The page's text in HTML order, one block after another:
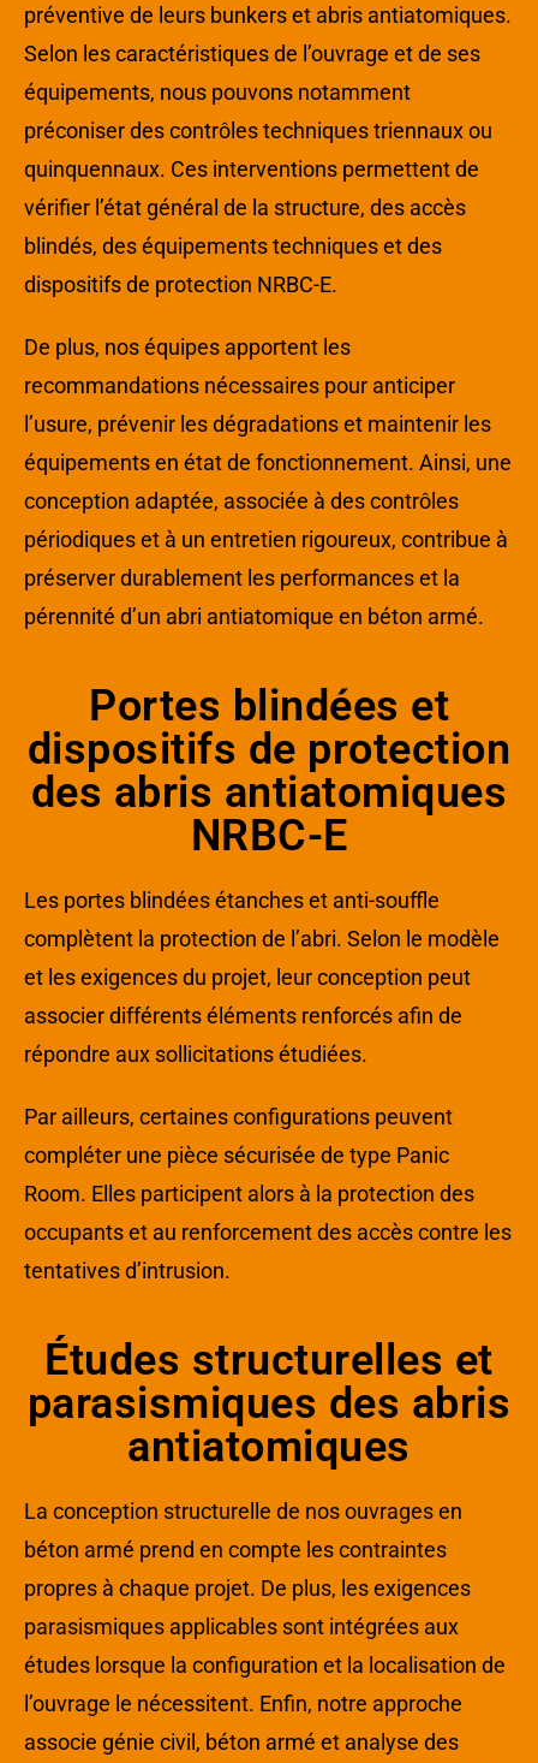
préventive de leurs bunkers et abris antiatomiques.
Selon les caractéristiques de l’ouvrage et de ses
équipements, nous pouvons notamment
préconiser des contrôles techniques triennaux ou
quinquennaux. Ces interventions permettent de
vérifier l’état général de la structure, des accès
blindés, des équipements techniques et des
dispositifs de protection NRBC-E.
De plus, nos équipes apportent les
recommandations nécessaires pour anticiper
l’usure, prévenir les dégradations et maintenir les
équipements en état de fonctionnement. Ainsi, une
conception adaptée, associée à des contrôles
périodiques et à un entretien rigoureux, contribue à
préserver durablement les performances et la
pérennité d’un abri antiatomique en béton armé.
Portes blindées et
dispositifs de protection
des abris antiatomiques
NRBC-E
Les portes blindées étanches et anti-souffle
complètent la protection de l’abri. Selon le modèle
et les exigences du projet, leur conception peut
associer différents éléments renforcés afin de
répondre aux sollicitations étudiées.
Par ailleurs, certaines configurations peuvent
compléter une pièce sécurisée de type Panic
Room. Elles participent alors à la protection des
occupants et au renforcement des accès contre les
tentatives d’intrusion.
Études structurelles et
parasismiques des abris
antiatomiques
La conception structurelle de nos ouvrages en
béton armé prend en compte les contraintes
propres à chaque projet. De plus, les exigences
parasismiques applicables sont intégrées aux
études lorsque la configuration et la localisation de
l’ouvrage le nécessitent. Enfin, notre approche
associe génie civil, béton armé et analyse des